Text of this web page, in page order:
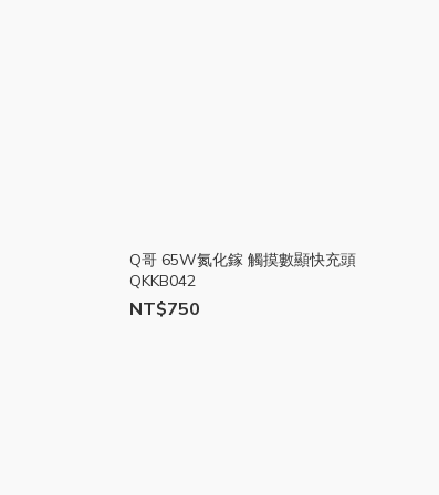
Q哥 65W氮化鎵 觸摸數顯快充頭
QKKB042
NT$750